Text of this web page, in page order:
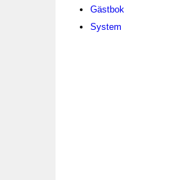
Gästbok
System